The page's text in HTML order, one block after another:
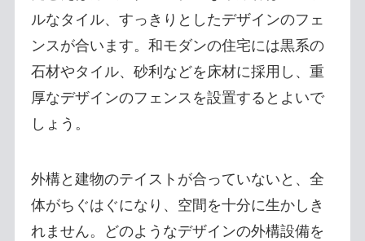
ルなタイル、すっきりとしたデザインのフェ
ンスが合います。和モダンの住宅には黒系の
石材やタイル、砂利などを床材に採用し、重
厚なデザインのフェンスを設置するとよいで
しょう。
外構と建物のテイストが合っていないと、全
体がちぐはぐになり、空間を十分に生かしき
れません。どのようなデザインの外構設備を